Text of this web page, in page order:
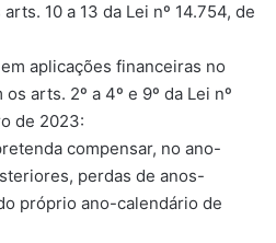
10 a 13 da Lei nº 14.754, de
aplicações financeiras no
arts. 2º a 4º e 9º da Lei nº
de 2023:
compensar, no ano-
perdas de anos-
próprio ano-calendário de